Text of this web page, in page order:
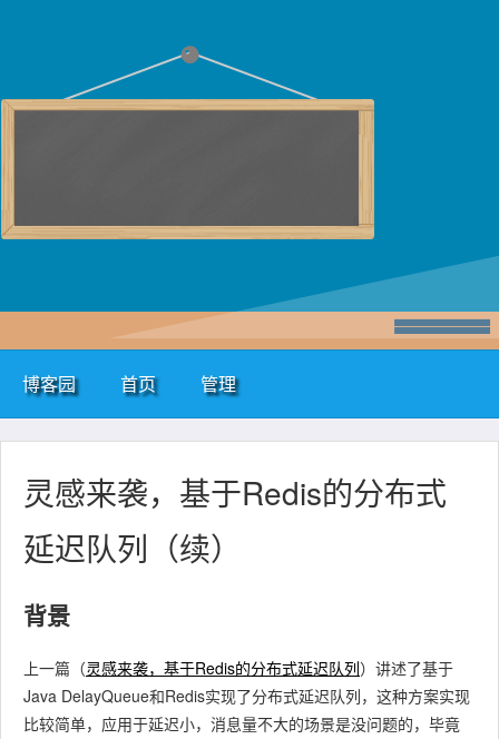
博客园 首页 管理
灵感来袭，基于Redis的分布式
延迟队列（续）
背景
上一篇（灵感来袭，基于Redis的分布式延迟队列）讲述了基于
Java DelayQueue和Redis实现了分布式延迟队列，这种方案实现
比较简单，应用于延迟小，消息量不大的场景是没问题的，毕竟